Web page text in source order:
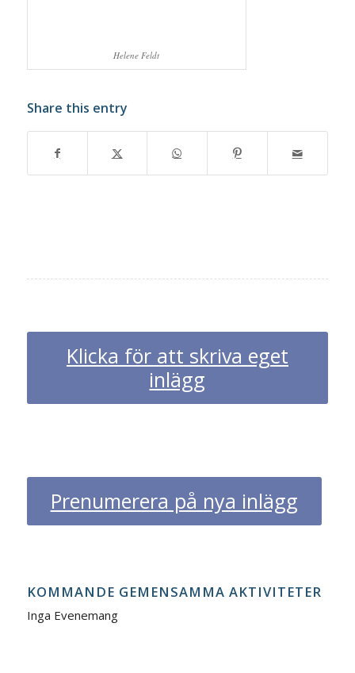
Helene Feldt
Share this entry
Klicka för att skriva eget
inlägg
Prenumerera på nya inlägg
KOMMANDE GEMENSAMMA AKTIVITETER
Inga Evenemang